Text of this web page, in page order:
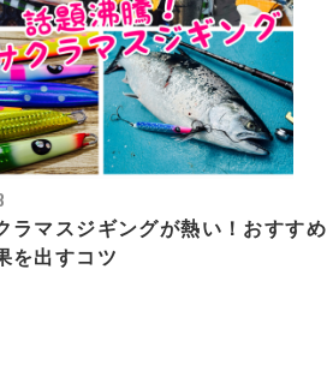
ラマスジギングが熱い！おすすめ
を出すコツ